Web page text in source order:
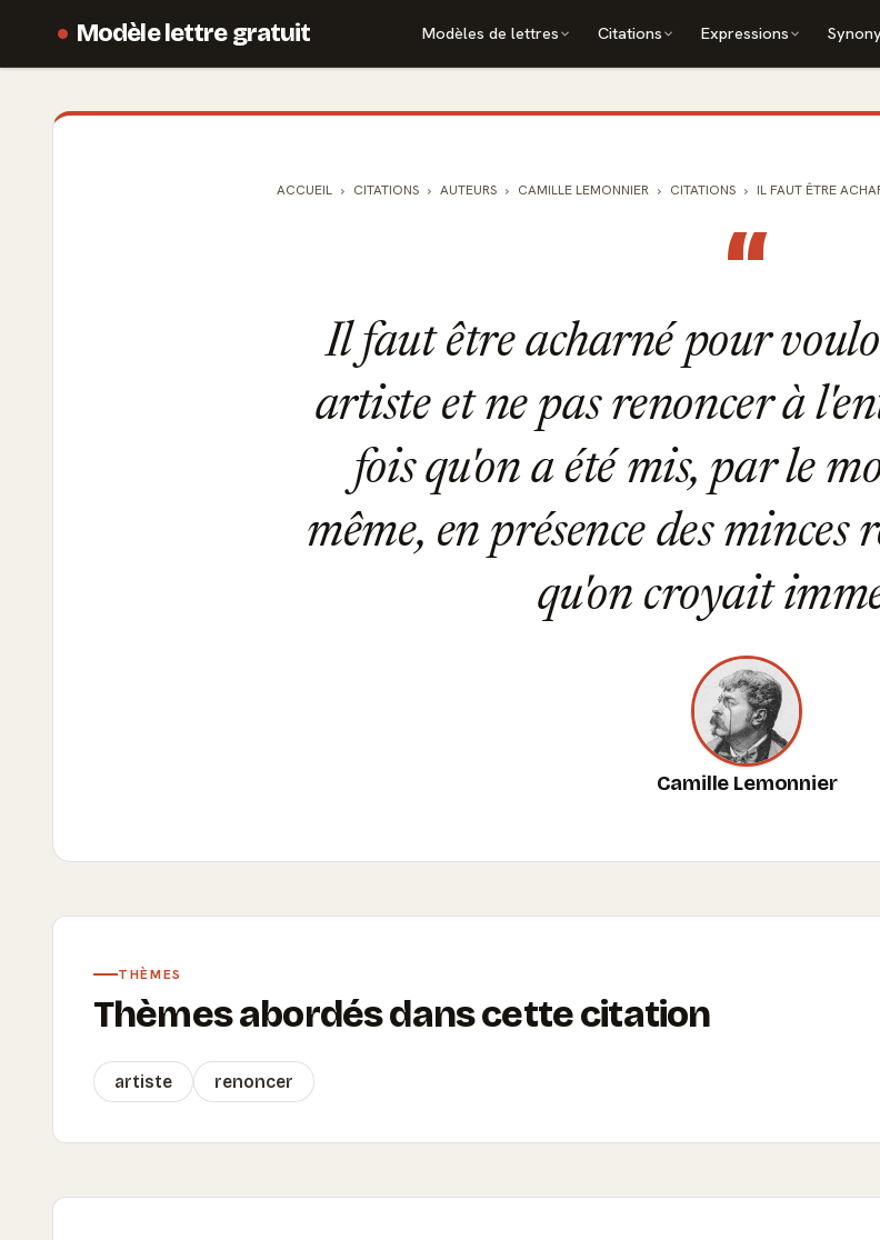
Modèle lettre gratuit Modèles de lettres Citations Expressions
ACCUEIL CITATIONS AUTEURS CAMILLE LEMONNIER CITATIONS IL FAUT ÊTRE
“
Il faut être acharné pour
artiste et ne pas renoncer à
fois qu'on a été mis, par le
même, en présence des
qu'on croyait
Camille Lemonnier
THÈMES
Thèmes abordés dans cette citation
artiste renoncer